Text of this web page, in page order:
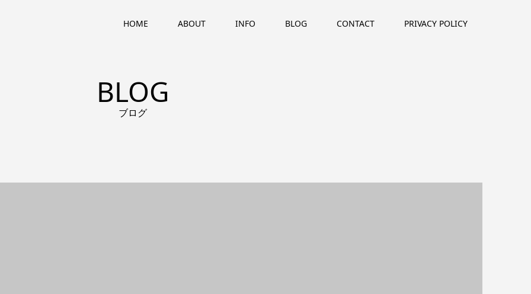
HOME ABOUT INFO BLOG CONTACT PRIVACY POLICY
BLOG
ブログ